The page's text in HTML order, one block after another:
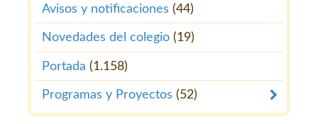
Avisos y notificaciones (44)
Novedades del colegio (19)
Portada (1.158)
Programas y Proyectos (52)